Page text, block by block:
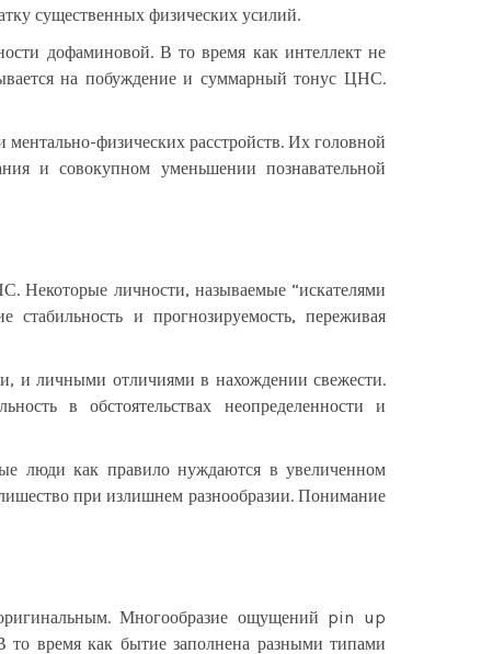
существенных физических усилий.
дофаминовой. В то время как интеллект не
на побуждение и суммарный тонус ЦНС.
физических расстройств. Их головной
и совокупном уменьшении познавательной
Некоторые личности, называемые “искателями
и прогнозируемость, переживая
и личными отличиями в нахождении свежести.
в обстоятельствах неопределенности и
люди как правило нуждаются в увеличенном
при излишнем разнообразии. Понимание
Многообразие ощущений pin up
то время как бытие заполнена разными типами